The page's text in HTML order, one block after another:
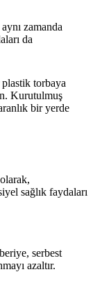
zamanda
da
torbaya
Kurutulmuş
bir yerde
sağlık faydaları
serbest
azaltır.